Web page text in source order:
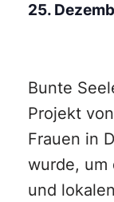
25.
Bunte
Projekt
Frauen in
wurde, um
und